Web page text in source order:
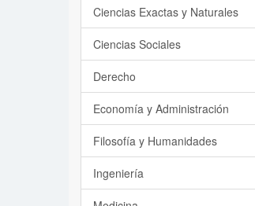
Ciencias Exactas y Naturales
Ciencias Sociales
Derecho
Economía y Administración
Filosofía y Humanidades
Ingeniería